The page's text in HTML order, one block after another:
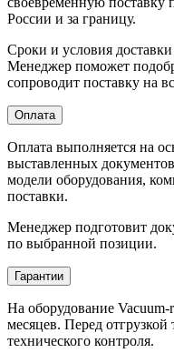
России и за границу.
Сроки и условия
Менеджер поможет
сопроводит поставку на
Оплата
Оплата выполняется на
выставленных
модели оборудования,
поставки.
Менеджер подготовит
по выбранной позиции.
Гарантии
На оборудование Vacuum-
месяцев. Перед
технического контроля.